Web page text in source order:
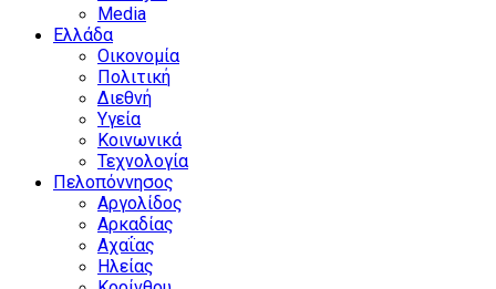
Media
Ελλάδα
Οικονομία
Πολιτική
Διεθνή
Υγεία
Κοινωνικά
Τεχνολογία
Πελοπόννησος
Αργολίδος
Αρκαδίας
Αχαΐας
Ηλείας